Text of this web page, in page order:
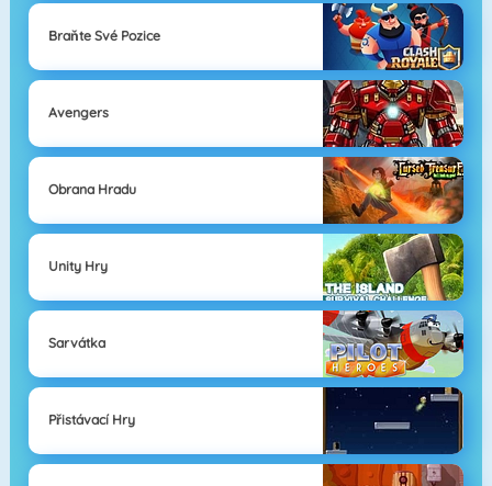
Braňte Své Pozice
Avengers
Obrana Hradu
Unity Hry
Sarvátka
Přistávací Hry